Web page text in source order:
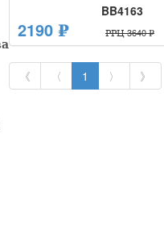
BB4163
2190 ₽ РРЦ 3640 ₽
《 〈 1 〉 》